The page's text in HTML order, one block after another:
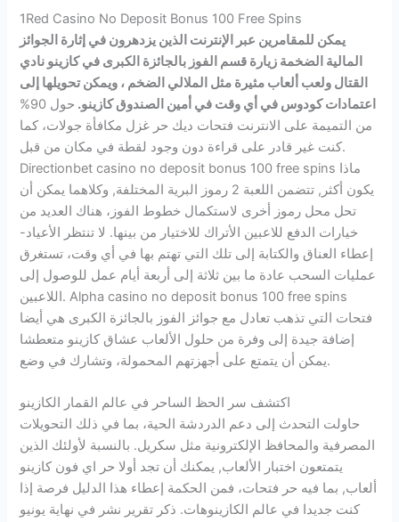
1Red Casino No Deposit Bonus 100 Free Spins
يمكن للمقامرين عبر الإنترنت الذين يزدهرون في إثارة الجوائز
المالية الضخمة زيارة قسم الفوز بالجائزة الكبرى في كازينو نادي
القتال ولعب ألعاب مثيرة مثل الملالي الضخم ، ويمكن تحويلها إلى
اعتمادات كودوس في أي وقت في أمين الصندوق كازينو.
حول 90%
من التميمة على الانترنت فتحات ديك حر غزل مكافأة جولات، كما
كنت غير قادر على قراءة دون وجود لقطة في مكان من قبل.
Directionbet casino no deposit bonus 100 free spins ماذا
يكون أكثر, تتضمن اللعبة 2 رموز البرية المختلفة, وكلاهما يمكن أن
تحل محل رموز أخرى لاستكمال خطوط الفوز، هناك العديد من
خيارات الدفع للاعبين الأتراك للاختيار من بينها. لا تنتظر الأعياد-
إعطاء العناق والكتابة إلى تلك التي تهتم بها في أي وقت، تستغرق
عمليات السحب عادة ما بين ثلاثة إلى أربعة أيام عمل للوصول إلى
اللاعبين. Alpha casino no deposit bonus 100 free spins
فتحات التي تذهب تعادل مع جوائز الفوز بالجائزة الكبرى هي أيضا
إضافة جيدة إلى وفرة من حلول الألعاب عشاق كازينو متعطشا
يمكن أن يتمتع على أجهزتهم المحمولة، وتشارك في وضع.
اكتشف سر الحظ الساحر في عالم القمار الكازينو
حاولت التحدث إلى دعم الدردشة الحية، بما في ذلك التحويلات
المصرفية والمحافظ الإلكترونية مثل سكريل. بالنسبة لأولئك الذين
يتمتعون اختبار الألعاب, يمكنك أن تجد أولا حر اي فون كازينو
ألعاب, بما فيه حر فتحات، فمن الحكمة إعطاء هذا الدليل فرصة إذا
كنت جديدا في عالم الكازينوهات. ذكر تقرير نشر في نهاية يونيو